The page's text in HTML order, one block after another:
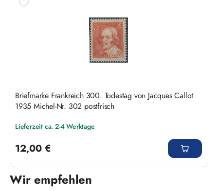
Briefmarke Frankreich 300. Todestag von Jacques Callot
1935 Michel-Nr. 302 postfrisch
Lieferzeit ca. 2-4 Werktage
12,00 €
Wir empfehlen